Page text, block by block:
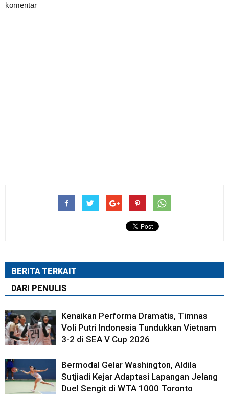
komentar
BERITA TERKAIT
DARI PENULIS
Kenaikan Performa Dramatis, Timnas
Voli Putri Indonesia Tundukkan Vietnam
3-2 di SEA V Cup 2026
Bermodal Gelar Washington, Aldila
Sutjiadi Kejar Adaptasi Lapangan Jelang
Duel Sengit di WTA 1000 Toronto